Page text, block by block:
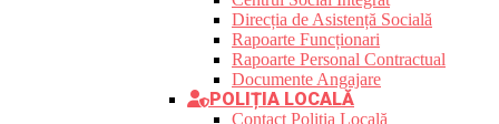
Direcția de Asistență Socială
Rapoarte Funcționari
Rapoarte Personal Contractual
Documente Angajare
POLIȚIA LOCALĂ
Contact Poliția Locală